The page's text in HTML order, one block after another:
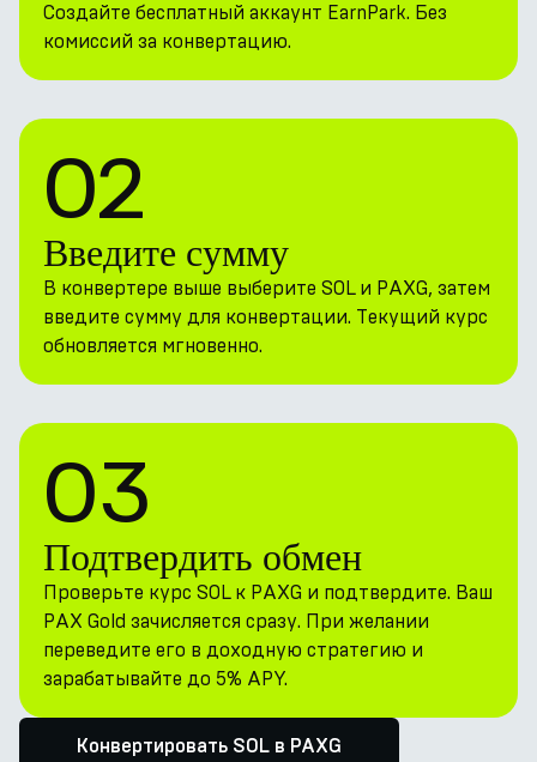
Создайте бесплатный аккаунт EarnPark. Без
комиссий за конвертацию.
02
Введите сумму
В конвертере выше выберите SOL и PAXG, затем
введите сумму для конвертации. Текущий курс
обновляется мгновенно.
03
Подтвердить обмен
Проверьте курс SOL к PAXG и подтвердите. Ваш
PAX Gold зачисляется сразу. При желании
переведите его в доходную стратегию и
зарабатывайте до 5% APY.
Конвертировать SOL в PAXG